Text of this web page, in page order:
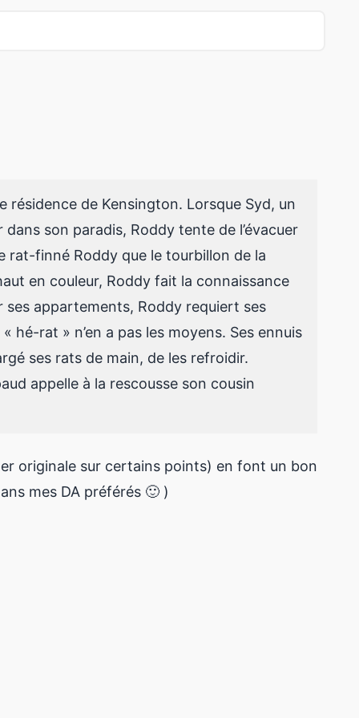
résidence de Kensington. Lorsque Syd, un
son paradis, Roddy tente de l’évacuer
rat-finné Roddy que le tourbillon de la
en couleur, Roddy fait la connaissance
ses appartements, Roddy requiert ses
hé-rat » n’en a pas les moyens. Ses ennuis
ses rats de main, de les refroidir.
appelle à la rescousse son cousin
originale sur certains points) en font un bon
mes DA préférés 🙂 )